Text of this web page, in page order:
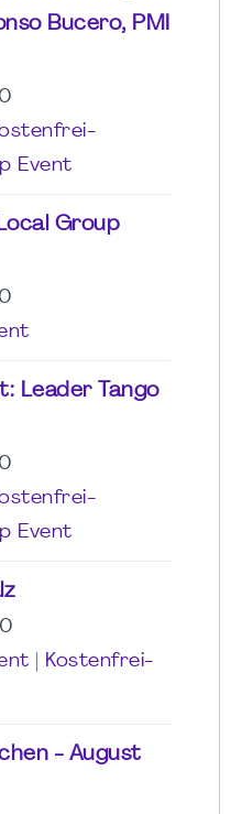
Bucero, PMI
Event
Group
Leader Tango
Event
Kostenfrei-
- August